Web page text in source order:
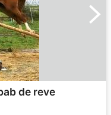
de reve